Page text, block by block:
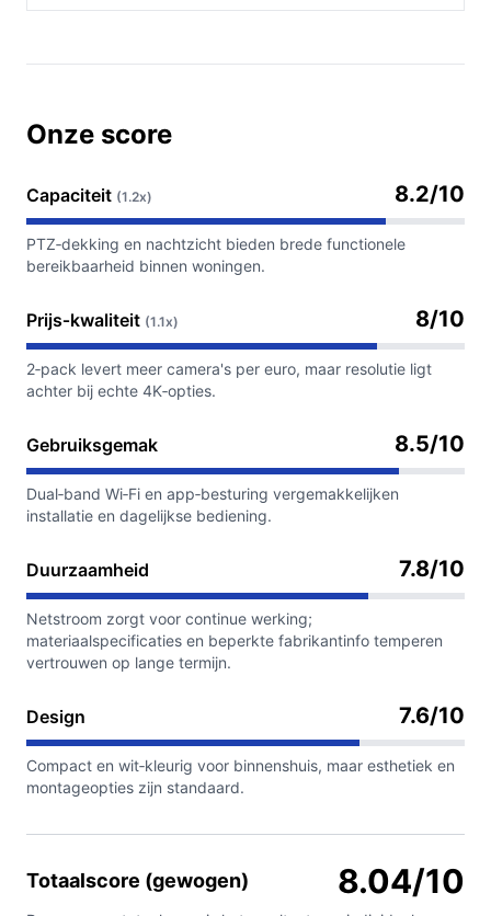
Onze score
Capaciteit (1.2x) 8.2/10
PTZ‑dekking en nachtzicht bieden brede functionele
bereikbaarheid binnen woningen.
Prijs‑kwaliteit (1.1x) 8/10
2‑pack levert meer camera's per euro, maar resolutie ligt
achter bij echte 4K‑opties.
Gebruiksgemak 8.5/10
Dual‑band Wi‑Fi en app‑besturing vergemakkelijken
installatie en dagelijkse bediening.
Duurzaamheid 7.8/10
Netstroom zorgt voor continue werking;
materiaalspecificaties en beperkte fabrikantinfo temperen
vertrouwen op lange termijn.
Design 7.6/10
Compact en wit‑kleurig voor binnenshuis, maar esthetiek en
montageopties zijn standaard.
Totaalscore (gewogen) 8.04/10